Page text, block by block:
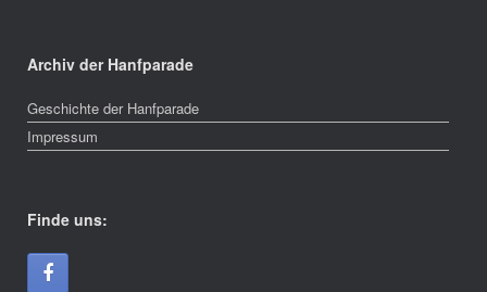
Archiv der Hanfparade
Geschichte der Hanfparade
Impressum
Finde uns: